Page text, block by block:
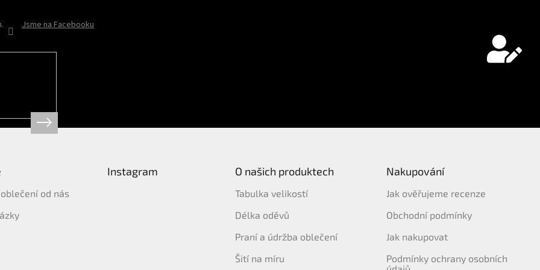
Jsme na Facebooku
od nás
Instagram O našich produktech
Tabulka velikostí
Délka oděvů
Praní a údržba oblečení
Šití na míru
Nakupování
Jak ověřujeme recenze
Obchodní podmínky
Jak nakupovat
Podmínky ochrany osobních